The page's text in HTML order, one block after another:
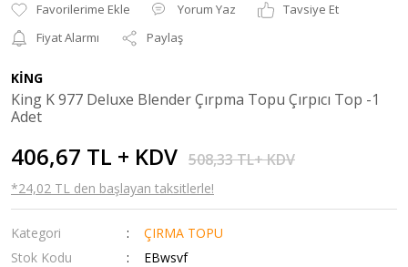
Yorum Yaz
Tavsiye Et
Fiyat Alarmı
Paylaş
KİNG
King K 977 Deluxe Blender Çırpma Topu Çırpıcı Top -1
Adet
406,67 TL + KDV 508,33 TL+ KDV
*24,02 TL den başlayan taksitlerle!
Kategori
ÇIRMA TOPU
Stok Kodu
EBwsvf